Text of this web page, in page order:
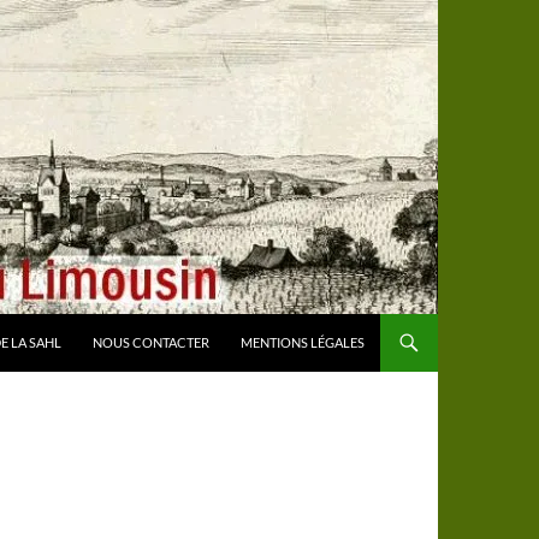
LA SAHL NOUS CONTACTER MENTIONS LÉGALES